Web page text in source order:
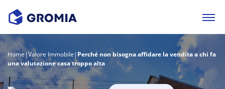
Home|Valore Immobile | Perché non bisogna affidare la vendita a chi fa
una valutazione casa troppo alta